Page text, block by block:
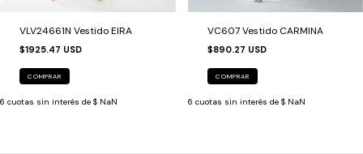
VLV24661N Vestido EIRA
$1925.47 USD
COMPRAR
6 cuotas sin interés de $ NaN
VC607 Vestido CARMINA
$890.27 USD
COMPRAR
6 cuotas sin interés de $ NaN